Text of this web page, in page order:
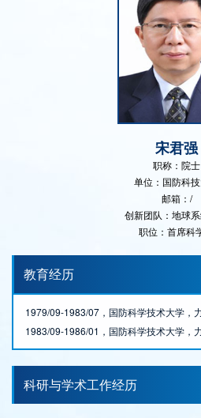
宋君强
职称：院士
单位：国防科
邮箱：/
创新团队：地球
职位：首席科
教育经历
1979/09-1983/07，国防科学技术大学，
1983/09-1986/01，国防科学技术大学，
科研与学术工作经历